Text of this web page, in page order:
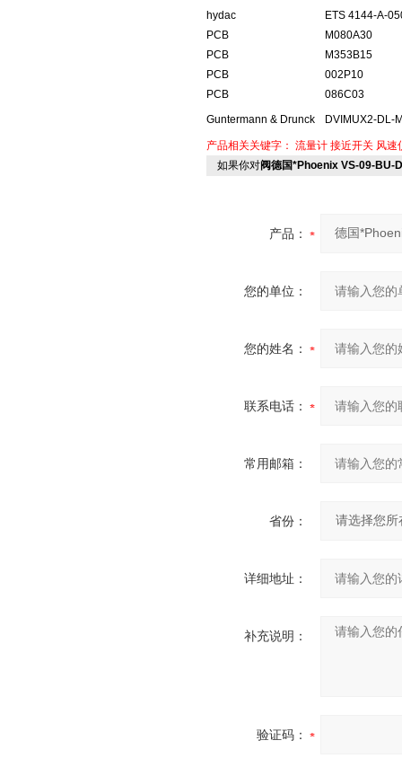
hydac
ETS 4144-A-
PCB
M080A30
PCB
M353B15
PCB
002P10
PCB
086C03
Guntermann & Drunck
DVIMUX2-DL-
产品相关关键字： 流量计 接近开关 风速
如果你对阀德国*Phoenix VS-09-BU-
产品：
您的单位：
您的姓名：
联系电话：
常用邮箱：
省份：
详细地址：
补充说明：
验证码：